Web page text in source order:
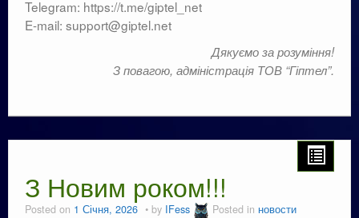
Telegram: https://t.me/giptel_net
E-mail: support@giptel.net
Дякуємо за розуміння!
З повагою, адміністрація ТОВ “Гіптел”.
З Новим роком!!!
Posted on 1 Січня, 2026 by IFess Posted in новости